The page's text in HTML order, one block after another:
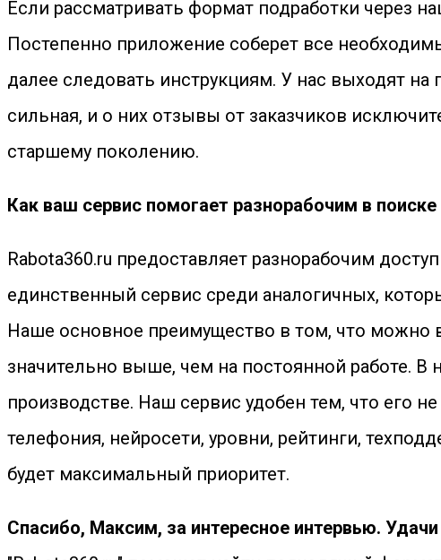
Если рассматривать формат подработки через
Постепенно приложение соберет все
далее следовать инструкциям. У нас выходят
сильная, и о них отзывы от заказчиков
старшему поколению.
Как ваш сервис помогает разнорабочим в
Rabota360.ru предоставляет разнорабочим
единственный сервис среди аналогичных,
Наше основное преимущество в том, что можно
значительно выше, чем на постоянной работе. В
производстве. Наш сервис удобен тем, что его
телефония, нейросети, уровни, рейтинги,
будет максимальный приоритет.
Спасибо, Максим, за интересное интервью.